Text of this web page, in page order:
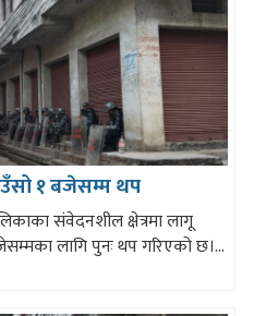
१ बजेसम्म थप
संवेदनशील क्षेत्रमा लागू
लागि पुनः थप गरिएको छ।...